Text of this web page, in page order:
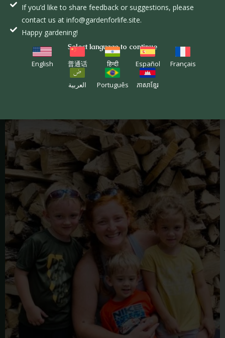
If you’d like to share feedback or suggestions, please
contact us at info@gardenforlife.site.
Happy gardening!
Select language to continue
English
普通话 हिन्दी Español Français
العربية Português ភាសាខ្មែរ